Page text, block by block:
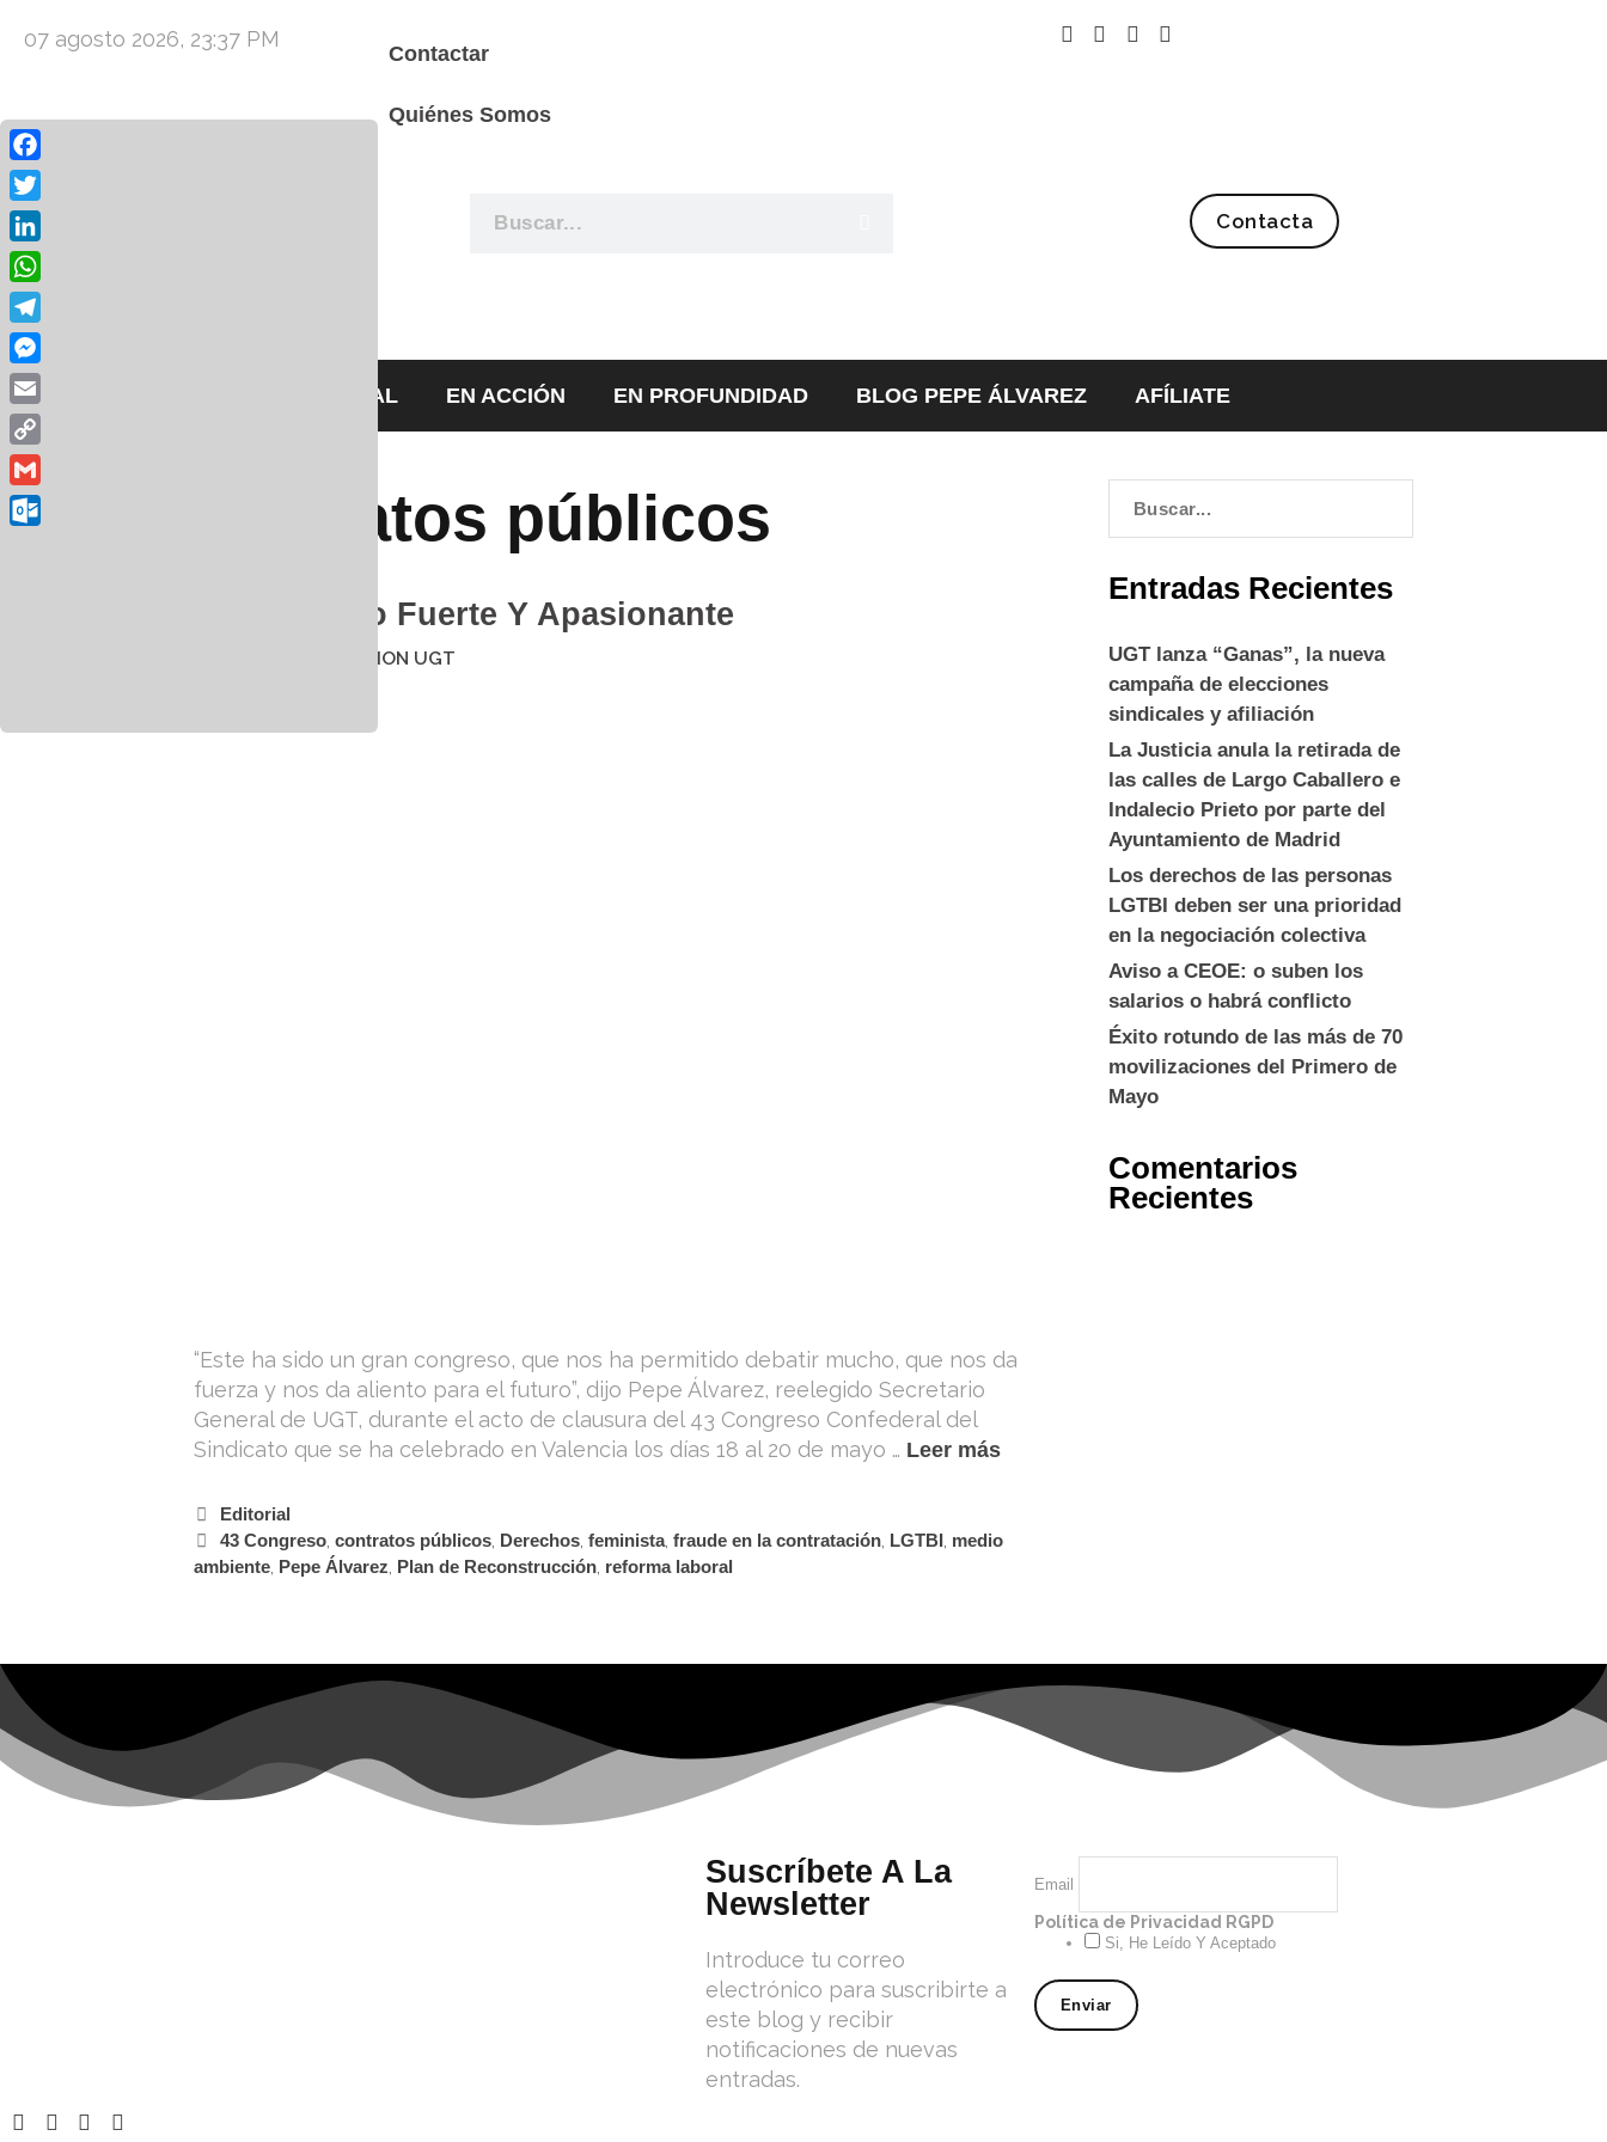
07 agosto 2026, 23:37 PM
Contactar
Quiénes Somos
Contacta
EDITORIAL EN ACCIÓN EN PROFUNDIDAD BLOG PEPE ÁLVAREZ AFÍLIATE
contratos públicos
Un Proyecto Fuerte Y Apasionante
UNION UGT
“Este ha sido un gran congreso, que nos ha permitido debatir mucho, que nos da
fuerza y nos da aliento para el futuro”, dijo Pepe Álvarez, reelegido Secretario
General de UGT, durante el acto de clausura del 43 Congreso Confederal del
Sindicato que se ha celebrado en Valencia los días 18 al 20 de mayo … Leer más
Editorial
43 Congreso,contratos públicos, Derechos,feminista,fraude en la contratación, LGTBI, medio
ambiente, Pepe Álvarez, Plan de Reconstrucción, reforma laboral
Entradas Recientes
UGT lanza “Ganas”, la nueva
campaña de elecciones
sindicales y afiliación
La Justicia anula la retirada de
las calles de Largo Caballero e
Indalecio Prieto por parte del
Ayuntamiento de Madrid
Los derechos de las personas
LGTBI deben ser una prioridad
en la negociación colectiva
Aviso a CEOE: o suben los
salarios o habrá conflicto
Éxito rotundo de las más de 70
movilizaciones del Primero de
Mayo
Comentarios
Recientes
Suscríbete A La
Newsletter
Introduce tu correo
electrónico para suscribirte a
este blog y recibir
notificaciones de nuevas
entradas.
Email
Política de Privacidad RGPD
Si, He Leído Y Aceptado
Facebook
Twitter
LinkedIn
WhatsApp
Telegram
Messenger
Email
Copy
Link
Gmail